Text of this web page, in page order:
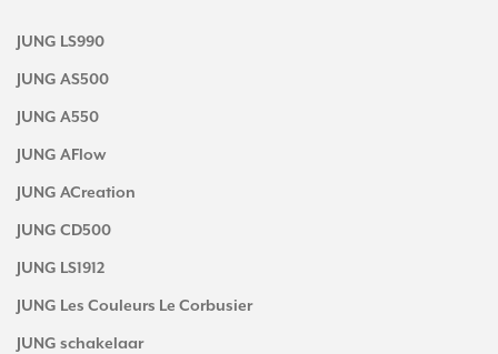
JUNG LS990
JUNG AS500
JUNG A550
JUNG AFlow
JUNG ACreation
JUNG CD500
JUNG LS1912
JUNG Les Couleurs Le Corbusier
JUNG schakelaar